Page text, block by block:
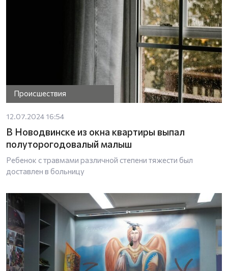
Происшествия
12.07.2024 16:54
В Новодвинске из окна квартиры выпал
полуторогодовалый малыш
Ребенок с травмами различной степени тяжести был
доставлен в больницу